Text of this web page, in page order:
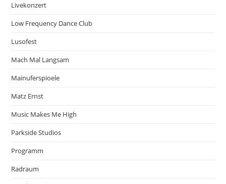
Livekonzert
Low Frequency Dance Club
Lusofest
Mach Mal Langsam
Mainuferspioele
Matz Ernst
Music Makes Me High
Parkside Studios
Programm
Radraum